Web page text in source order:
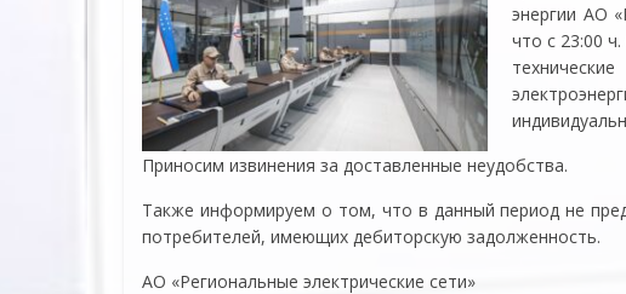
энергии АО
что с 23:00 ч.
Приносим извинения за доставленные неудобства.
Также информируем о том, что в данный период не
потребителей, имеющих дебиторскую задолженность.
АО «Региональные электрические сети»